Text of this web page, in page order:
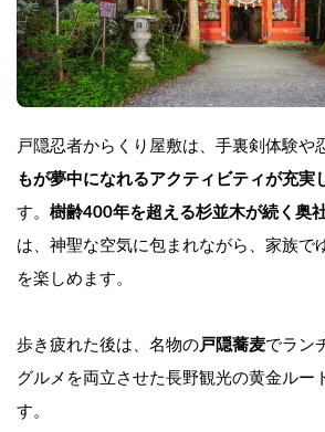
戸隠忍者からくり屋敷は、手裏剣体験や
もが夢中になれるアクティビティが充実
す。 樹齢400年を超える杉並木が続く奥
は、神聖な空気に包まれながら、家族で
を楽しめます。
歩き疲れた後は、名物の戸隠蕎麦でラン
グルメを両立させた長野観光の黄金ルー
す。